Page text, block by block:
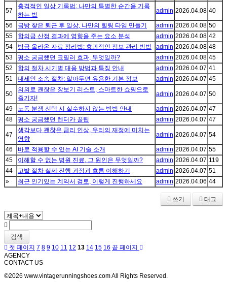
57
충격적인 일상 기록법: 나만의 특별한 순간을 기록
하는 법
admin 2026.04.08 40
56 금방 찾은 퇴근 후 일상, 나만의 힐링 타임 만들기 admin 2026.04.08 50
55
합의금 산정 결과에 영향을 주는 요소 분석 admin 2026.04.08 42
54
방금 올라온 자료 정리법: 효과적인 정보 관리 방법 admin 2026.04.08 48
53
평소 궁금했던 코필러 효과, 무엇일까? admin 2026.04.08 45
52
합의 절차 시기별 대응 방법과 특징 안내 admin 2026.04.07 41
51
대세인 소송 절차: 알아두면 유용한 기본 정보 admin 2026.04.07 45
50
의외로 괜찮은 장보기 리스트, 스마트한 쇼핑으로
즐기자!
admin 2026.04.07 50
49 노동 분쟁 선택 시 실수하지 않는 방법 안내 admin 2026.04.07 47
48
평소 궁금했던 렌터카 꿀팁 admin 2026.04.07 47
47
생각보다 괜찮은 금리 인상, 우리의 재정에 미치는
영향
admin 2026.04.07 54
46 바로 적용할 수 있는 AI 기술 소개 admin 2026.04.07 55
45
이해할 수 없는 병원 진료, 그 원인은 무엇일까? admin 2026.04.07 119
44
고발 절차 실제 진행 과정과 흐름 이해하기 admin 2026.04.07 51
»
최근 인기있는 계약서 검토, 이렇게 진행하세요 admin 2026.04.06 44
쓰기 태그
검색
첫 페이지 7 8 9 10 11 12 13 14 15 16 끝 페이지
AGENCY
CONTACT US
©2026 www.vintagerunningshoes.com All Rights Reserved.